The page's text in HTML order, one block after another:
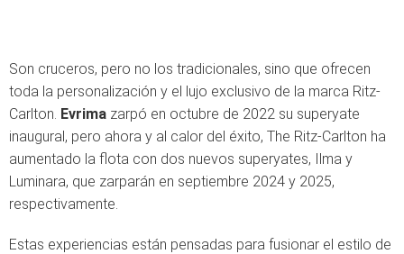
Son cruceros, pero no los tradicionales, sino que ofrecen
toda la personalización y el lujo exclusivo de la marca Ritz-
Carlton. Evrima zarpó en octubre de 2022 su superyate
inaugural, pero ahora y al calor del éxito, The Ritz-Carlton ha
aumentado la flota con dos nuevos superyates, Ilma y
Luminara, que zarparán en septiembre 2024 y 2025,
respectivamente.
Estas experiencias están pensadas para fusionar el estilo de